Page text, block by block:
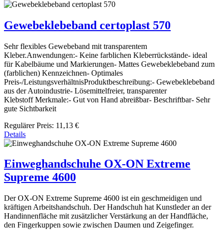
Gewebeklebeband certoplast 570
Sehr flexibles Gewebeband mit transparentem
Kleber.Anwendungen:- Keine farblichen Kleberrückstände- ideal
für Kabelbäume und Markierungen- Mattes Gewebeklebeband zum
(farblichen) Kennzeichnen- Optimales
Preis-/LeistungsverhältnisProduktbeschreibung:- Gewebeklebeband
aus der Autoindustrie- Lösemittelfreier, transparenter
Klebstoff Merkmale:- Gut von Hand abreißbar- Beschriftbar- Sehr
gute Sichtbarkeit
Regulärer Preis: 11,13 €
Details
Einweghandschuhe OX-ON Extreme
Supreme 4600
Der OX-ON Extreme Supreme 4600 ist ein geschmeidigen und
kräftigen Arbeitshandschuh. Der Handschuh hat Kunstleder an der
Handinnenfläche mit zusätzlicher Verstärkung an der Handfläche,
den Fingerkuppen sowie zwischen Daumen und Zeigefinger.